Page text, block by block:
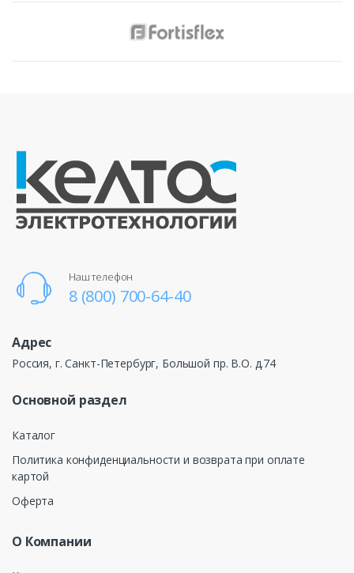
Наш телефон
8 (800) 700-64-40
Адрес
Россия, г. Санкт-Петербург, Большой пр. В.О. д.74
Основной раздел
Каталог
Политика конфиденциальности и возврата при оплате
картой
Оферта
О Компании